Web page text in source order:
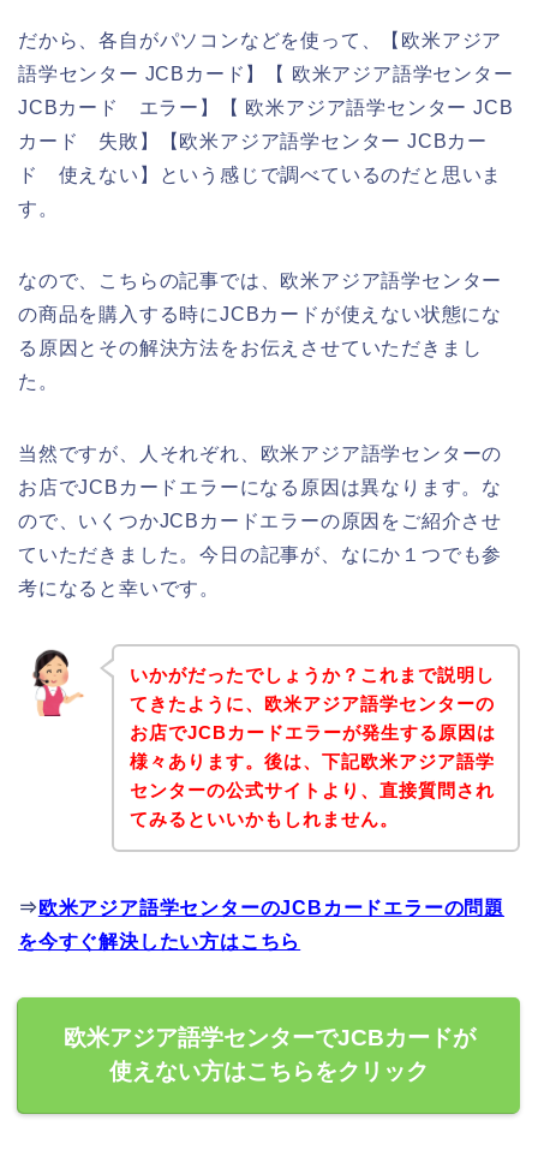
だから、各自がパソコンなどを使って、【欧米アジア
語学センター JCBカード】【 欧米アジア語学センター
JCBカード エラー】【 欧米アジア語学センター JCB
カード 失敗】【欧米アジア語学センター JCBカー
ド 使えない】という感じで調べているのだと思いま
す。
なので、こちらの記事では、欧米アジア語学センター
の商品を購入する時にJCBカードが使えない状態にな
る原因とその解決方法をお伝えさせていただきまし
た。
当然ですが、人それぞれ、欧米アジア語学センターの
お店でJCBカードエラーになる原因は異なります。な
ので、いくつかJCBカードエラーの原因をご紹介させ
ていただきました。今日の記事が、なにか１つでも参
考になると幸いです。
いかがだったでしょうか？これまで説明し
てきたように、欧米アジア語学センターの
お店でJCBカードエラーが発生する原因は
様々あります。後は、下記欧米アジア語学
センターの公式サイトより、直接質問され
てみるといいかもしれません。
⇒ 欧米アジア語学センターのJCBカードエラーの問題
を今すぐ解決したい方はこちら
欧米アジア語学センターでJCBカードが
使えない方はこちらをクリック